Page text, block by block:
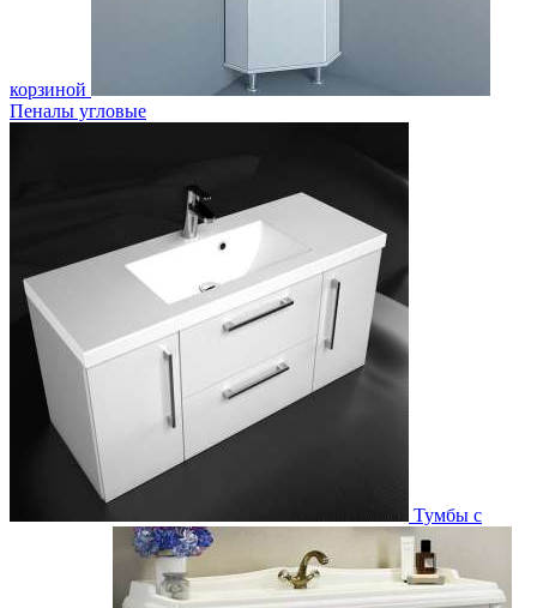
корзиной
Пеналы угловые
Тумбы с